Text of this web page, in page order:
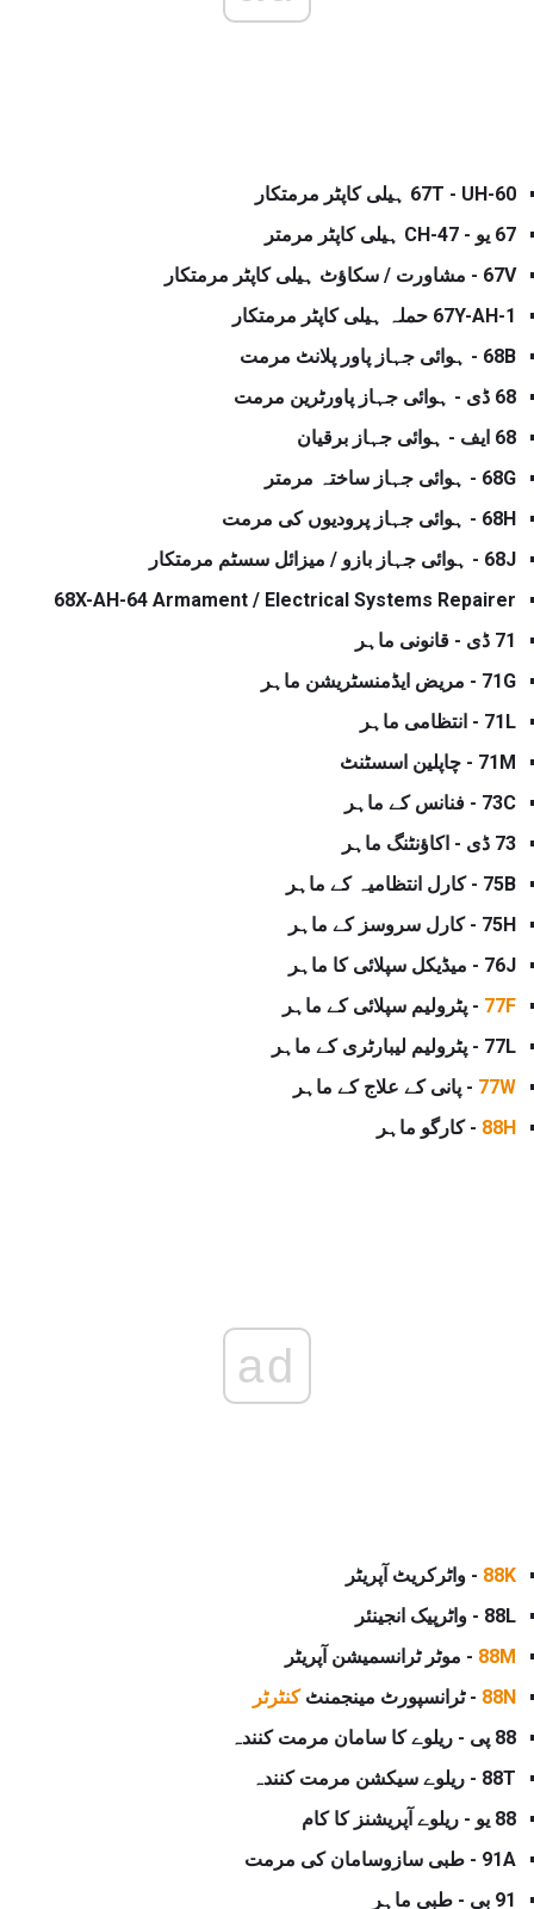
67T - UH-60 ہیلی کاپٹر مرمتکار
67 یو - CH-47 ہیلی کاپٹر مرمتر
67V - مشاورت / سکاؤٹ ہیلی کاپٹر مرمتکار
67Y-AH-1 حملہ ہیلی کاپٹر مرمتکار
68B - ہوائی جہاز پاور پلانٹ مرمت
68 ڈی - ہوائی جہاز پاورٹرین مرمت
68 ایف - ہوائی جہاز برقیان
68G - ہوائی جہاز ساختہ مرمتر
68H - ہوائی جہاز پرودیوں کی مرمت
68J - ہوائی جہاز بازو / میزائل سسٹم مرمتکار
68X-AH-64 Armament / Electrical Systems Repairer
71 ڈی - قانونی ماہر
71G - مریض ایڈمنسٹریشن ماہر
71L - انتظامی ماہر
71M - چاپلین اسسٹنٹ
73C - فنانس کے ماہر
73 ڈی - اکاؤنٹنگ ماہر
75B - کارل انتظامیہ کے ماہر
75H - کارل سروسز کے ماہر
76J - میڈیکل سپلائی کا ماہر
77F - پٹرولیم سپلائی کے ماہر
77L - پٹرولیم لیبارٹری کے ماہر
77W - پانی کے علاج کے ماہر
88H - کارگو ماہر
ad
88K - واٹرکریٹ آپریٹر
88L - واٹرپیک انجینئر
88M - موٹر ٹرانسمیشن آپریٹر
88N - ٹرانسپورٹ مینجمنٹکنٹرٹر
88 پی - ریلوے کا سامان مرمت کنندہ
88T - ریلوے سیکشن
مرمت کنندہ
88 یو - ریلوے آپریشنز کا کام
91A - طبی سازوسامان کی مرمت
91 بی - طبی ماہر